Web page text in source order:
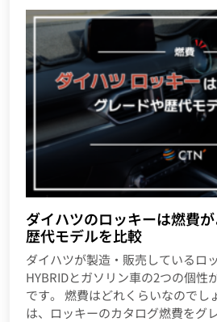
ダイハツのロッキーは燃費
歴代モデルを比較
ダイハツが製造・販売しているロ
HYBRIDとガソリン車の2つの個性
です。 燃費はどれくらいなのでし
は、ロッキーのカタログ燃費をグ